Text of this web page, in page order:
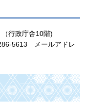
（行政庁舎10階)
5613 メールアドレ